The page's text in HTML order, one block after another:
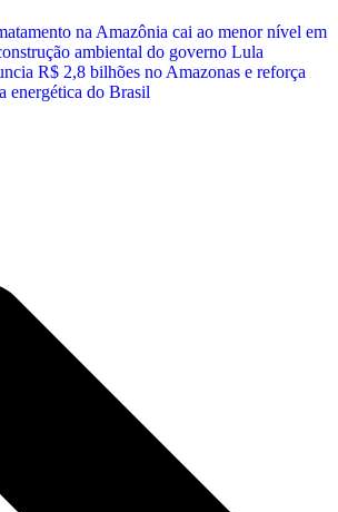
na Amazônia cai ao menor nível em
ambiental do governo Lula
R$ 2,8 bilhões no Amazonas e reforça
energética do Brasil